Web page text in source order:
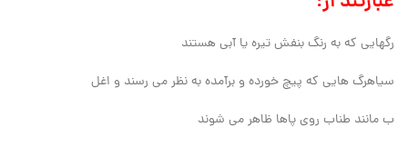
رگهایی که به رنگ بنفش تیره یا آبی هستند
سیاهرگ هایی که پیچ خورده و برآمده به نظر می رسند و اغل
ب مانند طناب روی پاها ظاهر می شوند